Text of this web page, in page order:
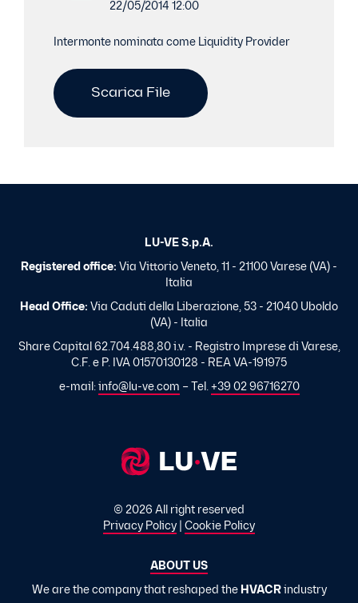
22/05/2014 12:00
Intermonte nominata come Liquidity Provider
Scarica File
LU-VE S.p.A.
Registered office: Via Vittorio Veneto, 11 - 21100 Varese (VA) -
Italia
Head Office: Via Caduti della Liberazione, 53 - 21040 Uboldo
(VA) - Italia
Share Capital 62.704.488,80 i.v. - Registro Imprese di Varese,
C.F. e P. IVA 01570130128 - REA VA-191975
e-mail: info@lu-ve.com – Tel. +39 02 96716270
© 2026 All right reserved
Privacy Policy
Cookie Policy
ABOUT US
We are the company that reshaped the HVACRindustry